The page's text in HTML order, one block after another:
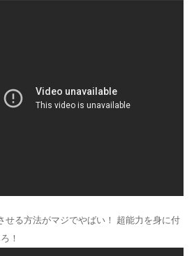
せる方法がマジでやばい！ 超能力を身に付
！